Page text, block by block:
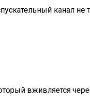
канал не
вживляется